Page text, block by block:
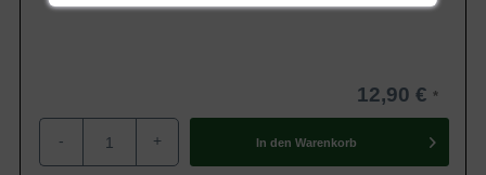
12,90 €
- + In den Warenkorb